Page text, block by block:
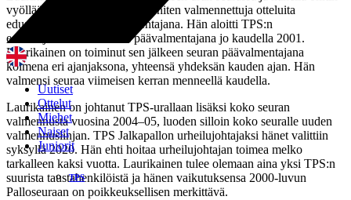
Uutiset
Ottelut
Miehet
Naiset
Juniorit
TPS
vyöllään koko seurahistorian eniten valmennettuja otteluita
edustusjoukkueen päävalmentajana. Hän aloitti TPS:n
edustusjoukkueen uutena päävalmentajana jo kaudella 2001.
Laurikainen on toiminut sen jälkeen seuran päävalmentajana
kolmena eri ajanjaksona, yhteensä yhdeksän kauden ajan. Hän
valmensi seuraa viimeisen kerran menneellä kaudella.
Laurikainen on johtanut TPS-urallaan lisäksi koko seuran
valmennusta vuosina 2004–05, luoden silloin koko seuralle uuden
valmennuslinjan. TPS Jalkapallon urheilujohtajaksi hänet valittiin
syksyllä 2020. Hän ehti hoitaa urheilujohtajan toimea melko
tarkalleen kaksi vuotta. Laurikainen tulee olemaan aina yksi TPS:n
suurista taustahenkilöistä ja hänen vaikutuksensa 2000-luvun
Palloseuraan on poikkeuksellisen merkittävä.